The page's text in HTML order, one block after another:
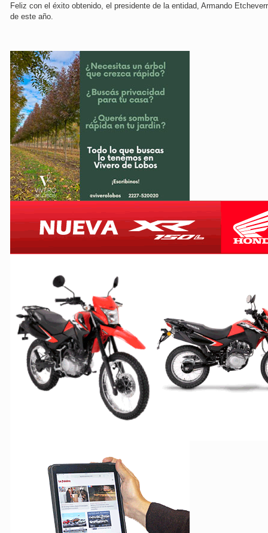
Feliz con el éxito obtenido, el presidente de la entidad, Armando
de este año.